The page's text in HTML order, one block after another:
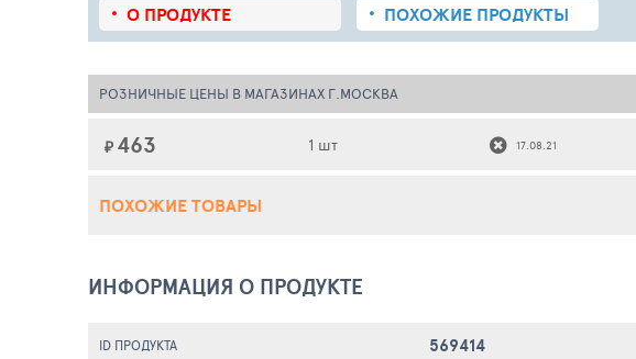
О ПРОДУКТЕ ПОХОЖИЕ ПРОДУКТЫ
РОЗНИЧНЫЕ ЦЕНЫ В МАГАЗИНАХ Г.МОСКВА
₽ 463 1 шт 17.08.21
ПОХОЖИЕ ТОВАРЫ
ИНФОРМАЦИЯ О ПРОДУКТЕ
ID ПРОДУКТА 569414